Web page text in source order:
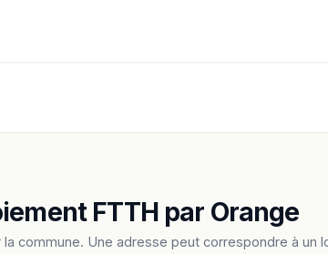
FTTH par Orange
commune. Une adresse peut correspondre à